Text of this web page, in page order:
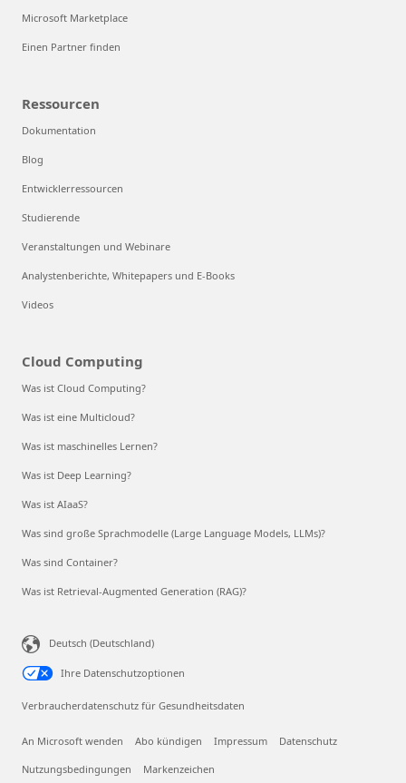
Microsoft Marketplace
Einen Partner finden
Ressourcen
Dokumentation
Blog
Entwicklerressourcen
Studierende
Veranstaltungen und Webinare
Analystenberichte, Whitepapers und E-Books
Videos
Cloud Computing
Was ist Cloud Computing?
Was ist eine Multicloud?
Was ist maschinelles Lernen?
Was ist Deep Learning?
Was ist AIaaS?
Was sind große Sprachmodelle (Large Language Models, LLMs)?
Was sind Container?
Was ist Retrieval-Augmented Generation (RAG)?
Deutsch (Deutschland)
Ihre Datenschutzoptionen
Verbraucherdatenschutz für Gesundheitsdaten
An Microsoft wenden Abo kündigen Impressum Datenschutz
Nutzungsbedingungen Markenzeichen